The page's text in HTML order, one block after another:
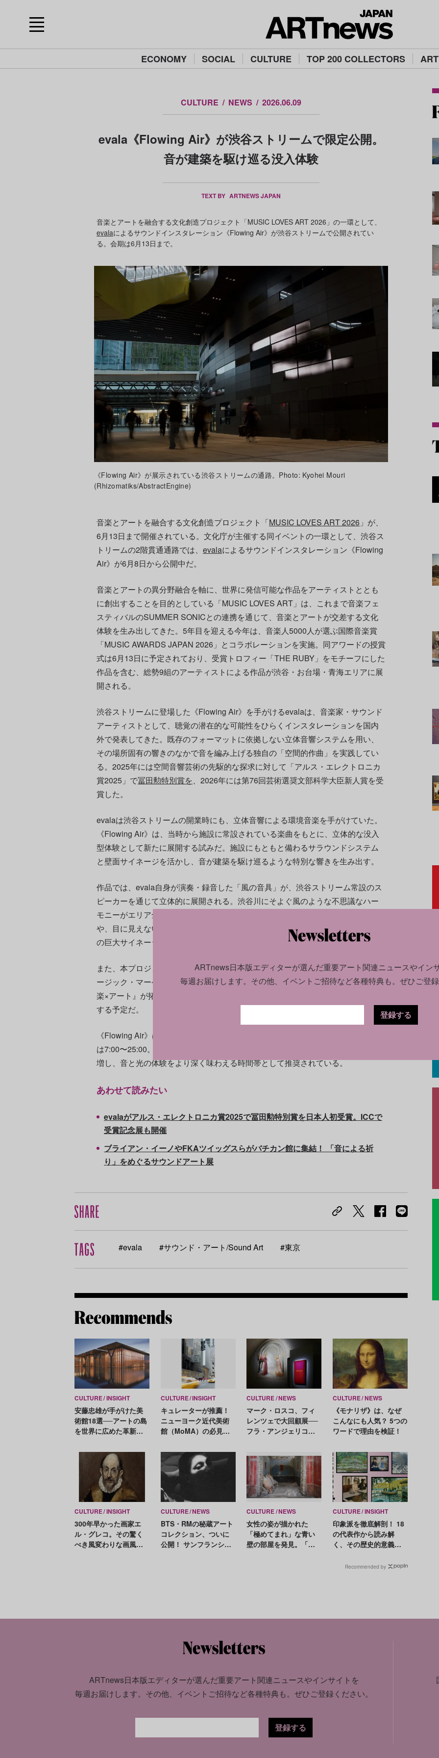
ECONOMY SOCIAL CULTURE TOP 200 COLLECTORS
CULTURE NEWS 2026.06.09
evala《Flowing Air》が渋谷ストリームで限定公開。
音が建築を駆け巡る没入体験
TEXT BY ARTNEWS JAPAN
音楽とアートを融合する文化創造プロジェクト「MUSIC LOVES ART 2026」の一環として、
evalaによるサウンドインスタレーション《Flowing Air》が渋谷ストリームで公開されてい
る。会期は6月13日まで。
《Flowing Air》が展示されている渋谷ストリームの通路。Photo: Kyohei Mouri
(Rhizomatiks/AbstractEngine)
音楽とアートを融合する文化創造プロジェクト「MUSIC LOVES ART 2026 」が、
6月13日まで開催されている。文化庁が主催する同イベントの一環として、渋谷ス
トリームの2階貫通通路では、 evalaによるサウンドインスタレーション《Flowing
Air》が6月8日から公開中だ。
音楽とアートの異分野融合を軸に、世界に発信可能な作品をアーティストととも
に創出することを目的としている「MUSIC LOVES ART」は、これまで音楽フェ
スティバルのSUMMER SONICとの連携を通じて、音楽とアートが交差する文化
体験を生み出してきた。5年目を迎える今年は、音楽人5000人が選ぶ国際音楽賞
「MUSIC AWARDS JAPAN 2026」とコラボレーションを実施。同アワードの授賞
式は6月13日に予定されており、受賞トロフィー「THE RUBY」をモチーフにした
作品を含む、総勢9組のアーティストによる作品が渋谷・お台場・青海エリアに展
開される。
渋谷ストリームに登場した《Flowing Air》を手がけるevalaは、音楽家・サウンド
アーティストとして、聴覚の潜在的な可能性をひらくインスタレーションを国内
外で発表してきた。既存のフォーマットに依拠しない立体音響システムを用い、
その場所固有の響きのなかで音を編み上げる独自の「空間的作曲」を実践してい
る。2025年には空間音響芸術の先駆的な探求に対して「アルス・エレクトロニカ
賞2025」で冨田勲特別賞を、2026年には第76回芸術選奨文部科学大臣新人賞を受
賞した。
evalaは渋谷ストリームの開業時にも、立体音響による環境音楽を手がけていた。
《Flowing Air》は、当時から施設に常設されている楽曲をもとに、立体的な没入
型体験として新たに展開する試みだ。施設にもともと備わるサラウンドシステム
と壁面サイネージを活かし、音が建築を駆け巡るような特別な響きを生み出す。
作品では、evala自身が演奏・録音した「風の音具」が、渋谷ストリーム常設のス
ピーカーを通じて立体的に展開される。渋谷川にそよぐ風のような不思議なハー
モニーがエリア全域に響きわたり、時折、その音に吹かれるように澄んだ金属音
や、目に見えない生き物の気配があちこちで立ち現れては消えていく。2階玄関口
の巨大サイネージでは、壁面を内側から侵食するように幻想的な光が流動する。
また、本プロジェクトの関連プログラムとして、6月11日には第23回東京国際ミュ
ージック・マーケットにて、文化庁特別セッション「MUSIC LOVES ART ～『音
楽×アート』が拓く、新たな可能性〜」が開催される。evalaも登壇者として参加
する予定だ。
《Flowing Air》は6月13日まで、渋谷ストリーム2階貫通通路にて公開。開場時間
は7:00〜25:00。飲食店が閉店した後の23時から25時にかけては、空間の静けさが
増し、音と光の体験をより深く味わえる時間帯として推奨されている。
あわせて読みたい
evalaがアルス・エレクトロニカ賞2025で冨田勲特別賞を日本人初受賞。ICCで
受賞記念展も開催
ブライアン・イーノやFKAツイッグスらがバチカン館に集結！ 「音による祈
り」をめぐるサウンドアート展
#evala #サウンド・アート/Sound Art #東京
CULTURE INSIGHT
安藤忠雄が手がけた美
術館18選──アートの島
を世界に広めた革新と
CULTURE INSIGHT
キュレーターが推薦！
ニューヨーク近代美術
館（MoMA）の必見作
CULTURE NEWS
マーク・ロスコ、フィ
レンツェで大回顧展──
フラ・アンジェリコと
CULTURE NEWS
《モナリザ》は、なぜ
こんなにも人気？ 5つの
ワードで理由を検証！
CULTURE INSIGHT
300年早かった画家エ
ル・グレコ。その驚く
べき風変わりな画風を7
CULTURE NEWS
BTS・RMの秘蔵アート
コレクション、ついに
公開！ サンフランシス
CULTURE NEWS
女性の姿が描かれた
「極めてまれ」な青い
壁の部屋を発見。「ポ
CULTURE INSIGHT
印象派を徹底解剖！ 18
の代表作から読み解
く、その歴史的意義と
Recommended by
ARTnews日本版エディターが選んだ重要アート関連ニュースやインサイトを
毎週お届けします。 その他、イベントご招待など各種特典も。 ぜひご登録ください。
登録する
ARTnews日本版エディターが選んだ重要アート関連ニュースやイン
毎週お届けします。 その他、イベントご招待など各種特典も。ぜひご登
登録する